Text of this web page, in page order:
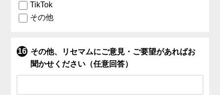
TikTok
その他
その他、リセマムにご意見・ご要望があればお
聞かせください（任意回答）